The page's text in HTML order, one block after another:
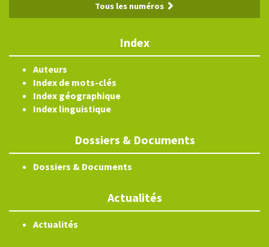
Tous les numéros
Index
Auteurs
Index de mots-clés
Index géographique
Index linguistique
Dossiers & Documents
Dossiers & Documents
Actualités
Actualités